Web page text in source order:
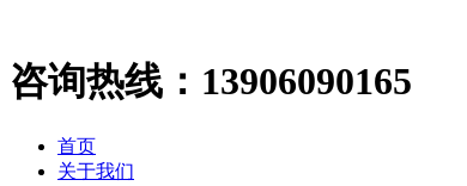
咨询热线： 13906090165
首页
关于我们